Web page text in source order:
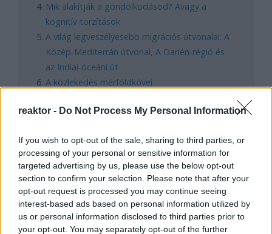
reaktor - Do Not Process My Personal Information
If you wish to opt-out of the sale, sharing to third parties, or
processing of your personal or sensitive information for
targeted advertising by us, please use the below opt-out
section to confirm your selection. Please note that after your
opt-out request is processed you may continue seeing
interest-based ads based on personal information utilized by
us or personal information disclosed to third parties prior to
your opt-out. You may separately opt-out of the further
Mik alakítják a gondolkodásod? Avagy a
kognitív torzítások
A világ legveszélyesebb migrációs útvonalai: A
Közép-Mediterrán útvonal, A Darién-régió és
az Indiai-óceáni út
A közlekedés mérföldkövei
FACEBOOK
LEGFRISSEBB